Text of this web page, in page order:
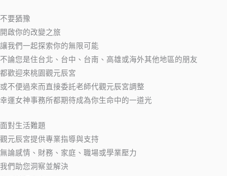
不要猶豫
開啟你的改變之旅
讓我們一起探索你的無限可能
不論您是住台北、台中、台南、高雄或海外其他地區的朋友
都歡迎來桃園觀元辰宮
或不便過來而直接委託老師代觀元辰宮調整
幸運女神事務所都期待成為你生命中的一道光
面對生活難題
觀元辰宮提供專業指導與支持
無論感情、財務、家庭、職場或學業壓力
我們助您洞察並解決